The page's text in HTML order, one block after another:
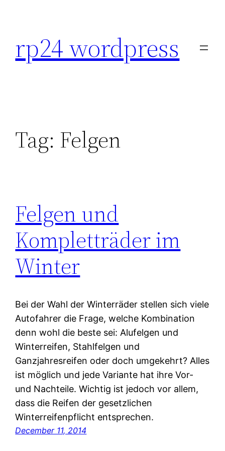
rp24 wordpress
Tag: Felgen
Felgen und
Kompletträder im
Winter
Bei der Wahl der Winterräder stellen sich viele
Autofahrer die Frage, welche Kombination
denn wohl die beste sei: Alufelgen und
Winterreifen, Stahlfelgen und
Ganzjahresreifen oder doch umgekehrt? Alles
ist möglich und jede Variante hat ihre Vor-
und Nachteile. Wichtig ist jedoch vor allem,
dass die Reifen der gesetzlichen
Winterreifenpflicht entsprechen.
December 11, 2014